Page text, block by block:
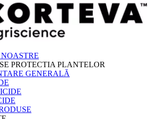
PROTECTIA PLANTELOR
GENERALĂ